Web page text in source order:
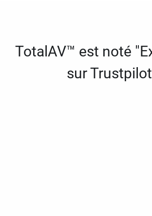
TotalAV™ est noté
sur Trustpilot